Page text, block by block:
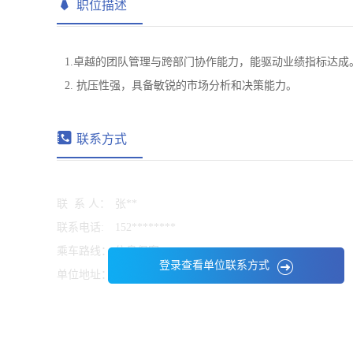
职位描述
1.卓越的团队管理与跨部门协作能力，能驱动业绩指标达成
2. 抗压性强，具备敏锐的市场分析和决策能力。
联系方式
登录查看单位联系方式
联 系 人：
张**
联系电话:
152********
乘车路线： 信息保密
单位地址：